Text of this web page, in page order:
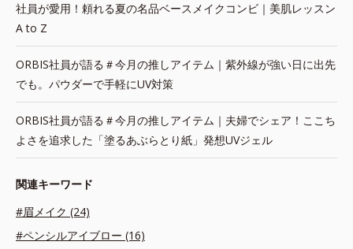
社員が愛用！頼れる夏の名品ベースメイクコンビ｜美肌レッスン
A to Z
ORBIS社員が語る＃今月の推しアイテム｜紫外線が強い日に出先
でも。パウダーで手軽にUV対策
ORBIS社員が語る＃今月の推しアイテム｜夫婦でシェア！ここち
よさを追求した「塗るあぶらとり紙」発想UVジェル
関連キーワード
#眉メイク (24)
#ペンシルアイブロー (16)